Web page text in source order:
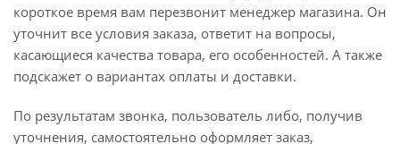
короткое время вам перезвонит менеджер магазина. Он
уточнит все условия заказа, ответит на вопросы,
касающиеся качества товара, его особенностей. А также
подскажет о вариантах оплаты и доставки.
По результатам звонка, пользователь либо, получив
уточнения, самостоятельно оформляет заказ,